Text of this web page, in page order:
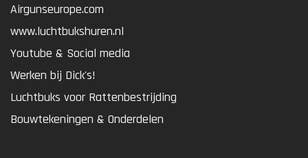
Airgunseurope.com
www.luchtbukshuren.nl
Youtube & Social media
Werken bij Dick's!
Luchtbuks voor Rattenbestrijding
Bouwtekeningen & Onderdelen